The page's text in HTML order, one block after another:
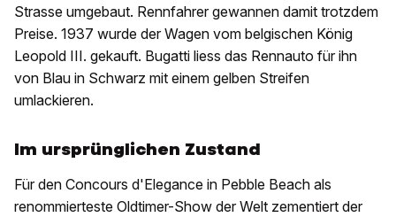
Strasse umgebaut. Rennfahrer gewannen damit trotzdem
Preise. 1937 wurde der Wagen vom belgischen König
Leopold III. gekauft. Bugatti liess das Rennauto für ihn
von Blau in Schwarz mit einem gelben Streifen
umlackieren.
Im ursprünglichen Zustand
Für den Concours d'Elegance in Pebble Beach als
renommierteste Oldtimer-Show der Welt zementiert der